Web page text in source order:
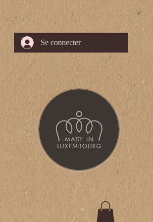
Se connecter